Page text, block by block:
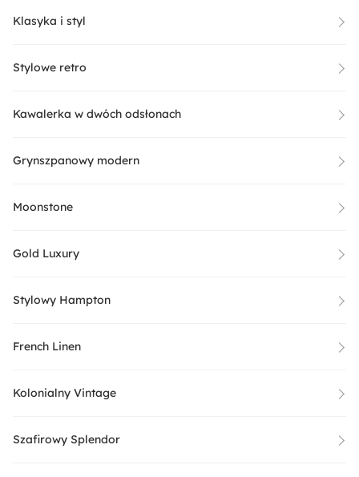
Klasyka i styl
Stylowe retro
Kawalerka w dwóch odsłonach
Grynszpanowy modern
Moonstone
Gold Luxury
Stylowy Hampton
French Linen
Kolonialny Vintage
Szafirowy Splendor